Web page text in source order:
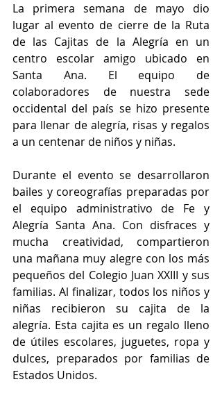
La primera semana de mayo dio
lugar al evento de cierre de la Ruta
de las Cajitas de la Alegría en un
centro escolar amigo ubicado en
Santa Ana. El equipo de
colaboradores de nuestra sede
occidental del país se hizo presente
para llenar de alegría, risas y regalos
a un centenar de niños y niñas.
Durante el evento se desarrollaron
bailes y coreografías preparadas por
el equipo administrativo de Fe y
Alegría Santa Ana. Con disfraces y
mucha creatividad, compartieron
una mañana muy alegre con los más
pequeños del Colegio Juan XXIII y sus
familias. Al finalizar, todos los niños y
niñas recibieron su cajita de la
alegría. Esta cajita es un regalo lleno
de útiles escolares, juguetes, ropa y
dulces, preparados por familias de
Estados Unidos.